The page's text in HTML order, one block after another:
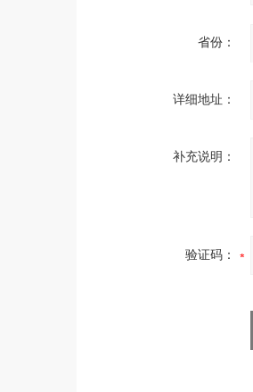
省份：
详细地址：
补充说明：
验证码：